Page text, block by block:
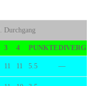
Durchgang
3 4 PUNKTEDIVERG
11 11 5.5 —